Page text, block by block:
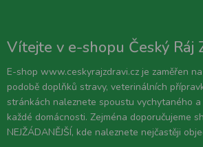
Vítejte v e-shopu Český Ráj
E-shop www.ceskyrajzdravi.cz je zaměřen
podobě doplňků stravy, veterinálních
stránkách naleznete spoustu vychytaného
každé domácnosti. Zejména doporučujeme
NEJŽÁDANĚJŠÍ, kde naleznete nejčastěji